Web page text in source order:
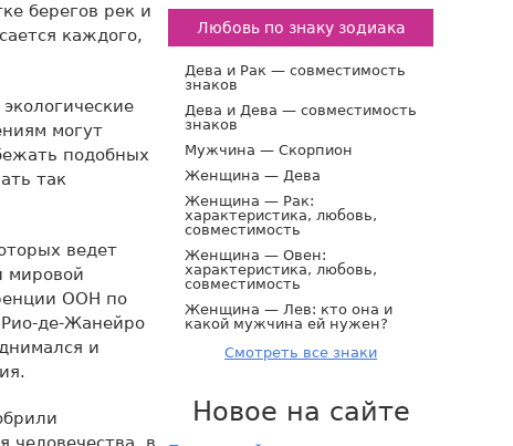
берегов рек и
каждого,
могут
подобных
так
ведет
мировой
ООН по
де-Жанейро
и
Любовь по знаку зодиака
Дева и Рак — совместимость
знаков
Дева и Дева — совместимость
знаков
Мужчина — Скорпион
Женщина — Дева
Женщина — Рак:
характеристика, любовь,
совместимость
Женщина — Овен:
характеристика, любовь,
совместимость
Женщина — Лев: кто она и
какой мужчина ей нужен?
Смотреть все знаки
Новое на сайте